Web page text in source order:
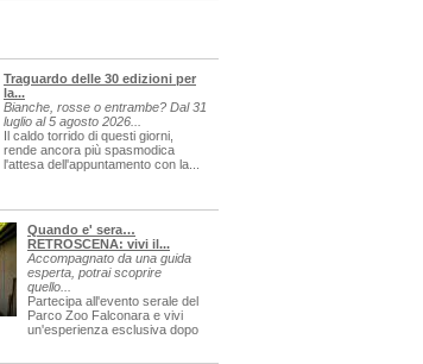
Traguardo delle 30 edizioni per
la...
Bianche, rosse o entrambe? Dal 31
luglio al 5 agosto 2026...
Il caldo torrido di questi giorni,
rende ancora più spasmodica
l'attesa dell'appuntamento con la...
Quando e' sera…
RETROSCENA: vivi il...
Accompagnato da una guida
esperta, potrai scoprire
quello...
Partecipa all'evento serale del
Parco Zoo Falconara e vivi
un'esperienza esclusiva dopo